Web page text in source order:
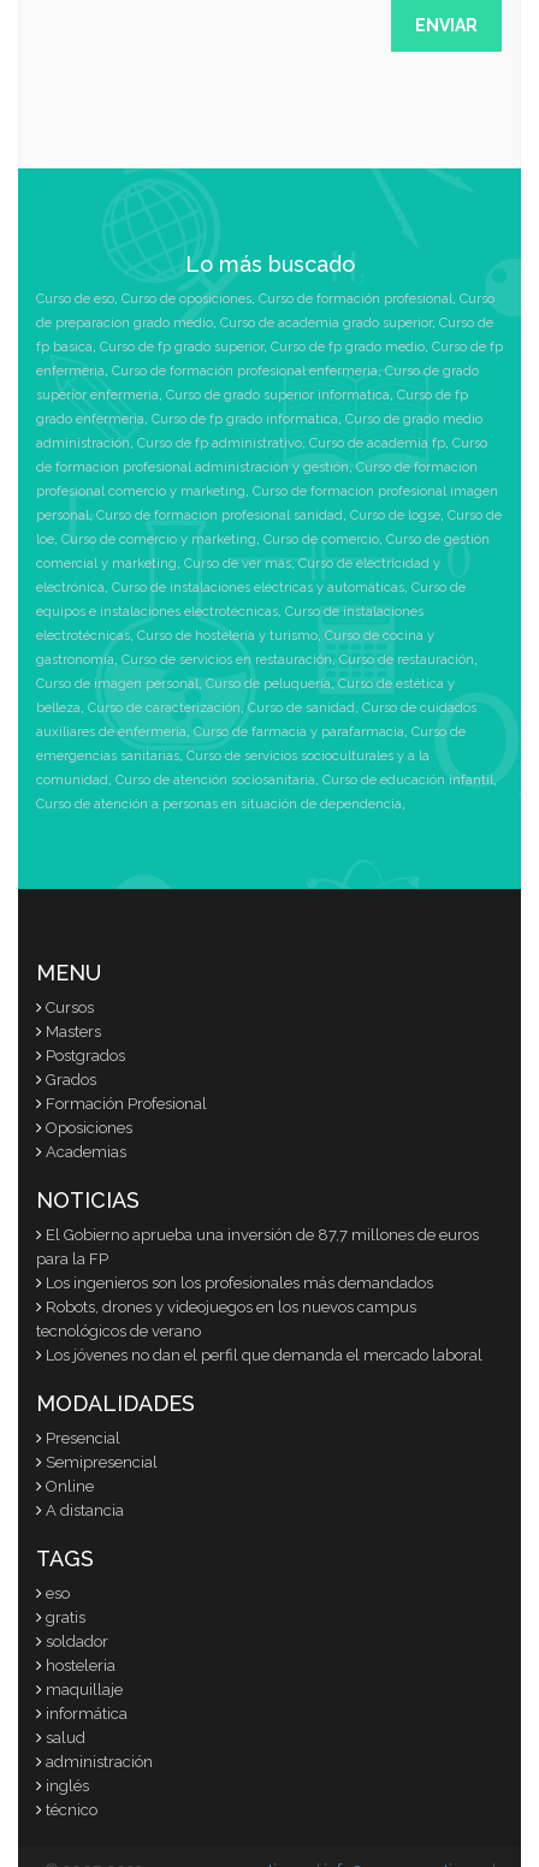
Lo más buscado
Curso de eso, Curso de oposiciones, Curso de formación profesional, Curso
de preparacion grado medio, Curso de academia grado superior, Curso de
fp basica, Curso de fp grado superior, Curso de fp grado medio, Curso de fp
enfermeria, Curso de formación profesional enfermeria,Curso de grado
superior enfermeria, Curso de grado superior informatica, Curso de fp
grado enfermeria, Curso de fp grado informatica, Curso de grado medio
administración, Curso de fp administrativo, Curso de academia fp, Curso
de formacion profesional administración y gestión,Curso de formacion
profesional comercio y marketing, Curso de formacion profesional imagen
personal,Curso de formacion profesional sanidad, Curso de logse, Curso de
loe, Curso de comercio y marketing, Curso de comercio, Curso de gestión
comercial y marketing, Curso de ver más,Curso de electricidad y
electrónica, Curso de instalaciones eléctricas y automáticas, Curso de
equipos e instalaciones electrotécnicas, Curso de instalaciones
electrotécnicas, Curso de hostelería y turismo, Curso de cocina y
gastronomía, Curso de servicios en restauración, Curso de restauración,
Curso de imagen personal, Curso de peluquería,Curso de estética y
belleza, Curso de caracterización,Curso de sanidad, Curso de cuidados
auxiliares de enfermería,Curso de farmacia y parafarmacia, Curso de
emergencias sanitarias, Curso de servicios socioculturales y a la
comunidad, Curso de atención sociosanitaria, Curso de educación infantil,
Curso de atención a personas en situación de dependencia,
MENU
Cursos
Masters
Postgrados
Grados
Formación Profesional
Oposiciones
Academias
NOTICIAS
El Gobierno aprueba una inversión de 87,7 millones de euros
para la FP
Los ingenieros son los profesionales más demandados
Robots, drones y videojuegos en los nuevos campus
tecnológicos de verano
Los jóvenes no dan el perfil que demanda el mercado laboral
MODALIDADES
Presencial
Semipresencial
Online
A distancia
TAGS
eso
gratis
soldador
hosteleria
maquillaje
informática
salud
administración
inglés
técnico